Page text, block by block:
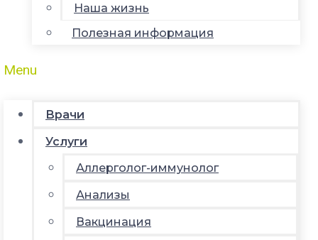
Наша жизнь
Полезная информация
Menu
Врачи
Услуги
Аллерголог-иммунолог
Анализы
Вакцинация